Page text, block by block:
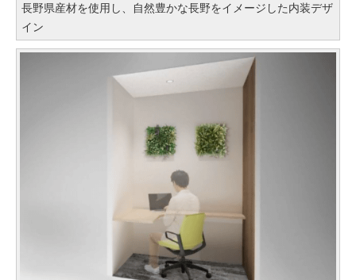
長野県産材を使用し、自然豊かな長野をイメージした内装デザ
イン